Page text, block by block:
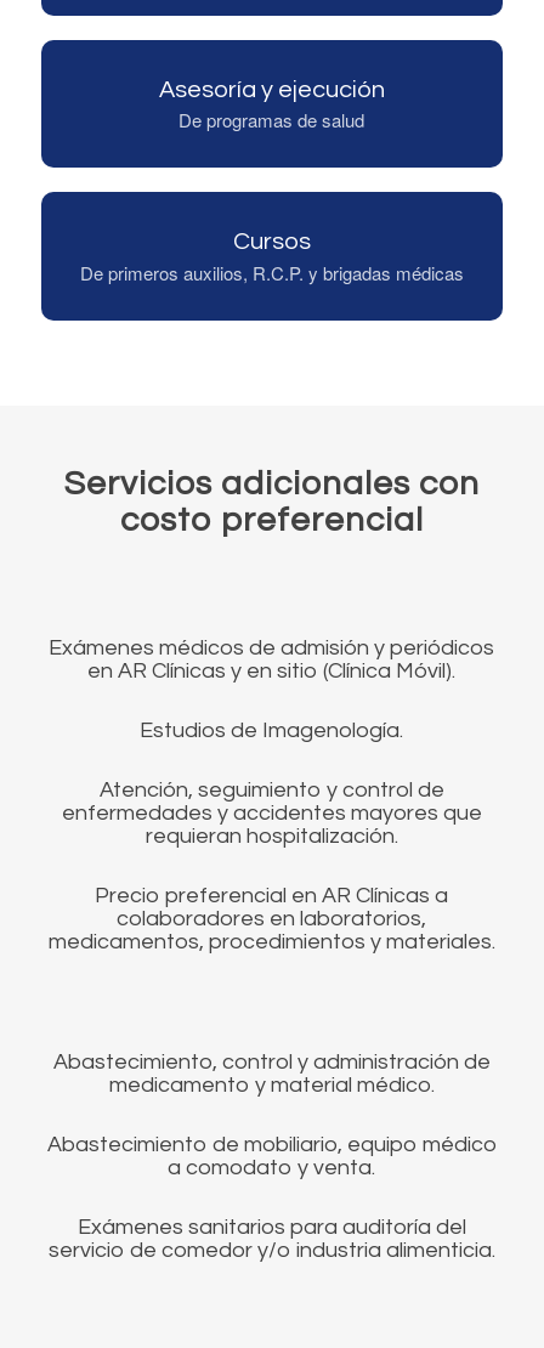
Asesoría y ejecución
De programas de salud
Cursos
De primeros auxilios, R.C.P. y brigadas médicas
Servicios adicionales con
costo preferencial
Exámenes médicos de admisión y periódicos
en AR Clínicas y en sitio (Clínica Móvil).
Estudios de Imagenología.
Atención, seguimiento y control de
enfermedades y accidentes mayores que
requieran hospitalización.
Precio preferencial en AR Clínicas a
colaboradores en laboratorios,
medicamentos, procedimientos y materiales.
Abastecimiento, control y administración de
medicamento y material médico.
Abastecimiento de mobiliario, equipo médico
a comodato y venta.
Exámenes sanitarios para auditoría del
servicio de comedor y/o industria alimenticia.